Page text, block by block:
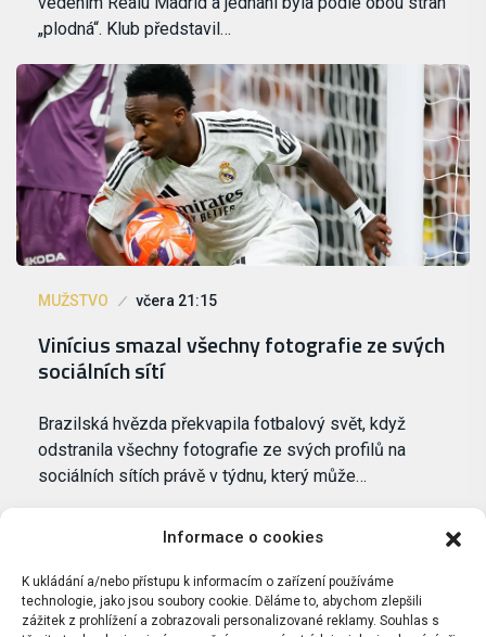
Informace o cookies
K ukládání a/nebo přístupu k informacím o zařízení používáme
technologie, jako jsou soubory cookie. Děláme to, abychom zlepšili
zážitek z prohlížení a zobrazovali personalizované reklamy. Souhlas s
„plodná“. Klub představil…
MUŽSTVO včera 21:15
Vinícius smazal všechny fotografie ze svých
sociálních sítí
Brazilská hvězda překvapila fotbalový svět, když
odstranila všechny fotografie ze svých profilů na
sociálních sítích právě v týdnu, který může…